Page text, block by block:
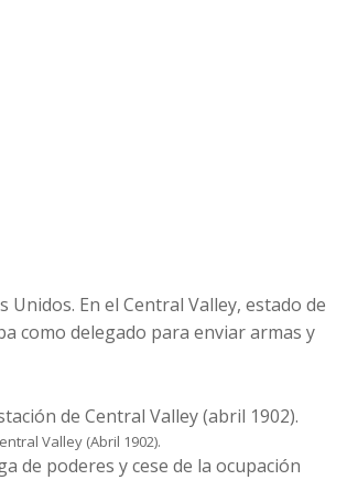
Unidos. En el Central Valley, estado de
como delegado para enviar armas y
Valley (Abril 1902).
de poderes y cese de la ocupación